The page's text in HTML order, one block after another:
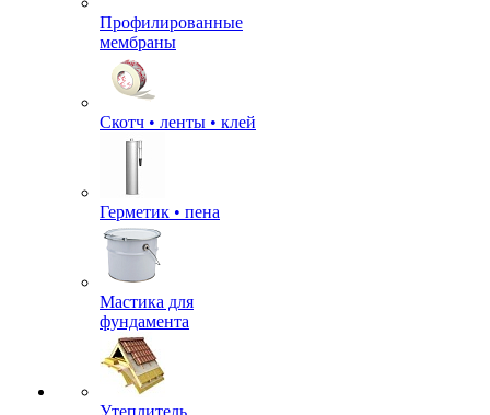
Профилированные
мембраны
Скотч • ленты • клей
Герметик • пена
Мастика для
фундамента
Утеплитель